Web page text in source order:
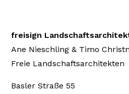
freisign
Ane Nieschling & Timo
Freie Landschaftsarchitekten
Basler Straße 55